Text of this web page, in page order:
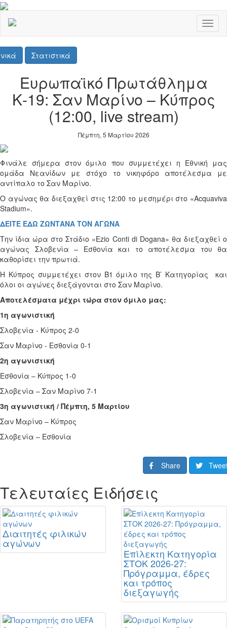
Στατιστικά
Ευρωπαϊκό Πρωτάθλημα
Κ-19: Σαν Μαρίνο – Κύπρος
(12:00, live stream)
Πέμπτη, 5 Μαρτίου 2026
Φινάλε σήμερα στον όμιλο που συμμετέχει η Εθνική μας
ομάδα Νεανίδων με στόχο το νικηφόρο αποτέλεσμα με
αντίπαλο το Σαν Μαρίνο.
Ο αγώνας θα διεξαχθεί στις 12:00 το μεσημέρι στο «Acquaviva
Stadium».
ΔΕΙΤΕ ΕΔΩ ΖΩΝΤΑΝΑ ΤΟΝ ΑΓΩΝΑ
Την ίδια ώρα στο Στάδιο «Ezio Conti di Dogana» θα διεξαχθεί ο
αγώνας Σλοβενία – Εσθονία και το αποτέλεσμα του θα
καθορίσει την πρωτιά.
Η Κύπρος συμμετέχει στον Β1 όμιλο της Β’ Κατηγορίας
και
όλοι οι αγώνες διεξάγονται στο Σαν Μαρίνο.
Αποτελέσματα μέχρι τώρα στον όμιλο μας:
1η αγωνιστική
Σλοβενία - Κύπρος 2-0
Σαν Μαρίνο - Εσθονία 0-1
2η αγωνιστική
Εσθονία – Κύπρος 1-0
Σλοβενία – Σαν Μαρίνο 7-1
3η αγωνιστική / Πέμπτη, 5 Μαρτίου
Σαν Μαρίνο – Κύπρος
Σλοβενία – Εσθονία
Share
Τελευταίες Ειδήσεις
Διαιτητές φιλικών
αγώνων
Επίλεκτη Κατηγορία
ΣΤΟΚ 2026-27:
Πρόγραμμα, έδρες
και τρόπος
διεξαγωγής